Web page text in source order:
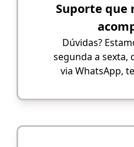
Suporte que
Dúvidas?
segunda a sexta,
via WhatsApp,